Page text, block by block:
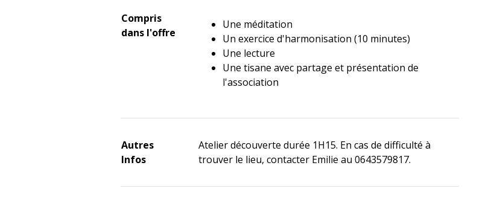
Compris
dans l'offre
Une méditation
Un exercice d'harmonisation (10 minutes)
Une lecture
Une tisane avec partage et présentation de
l'association
Autres
Infos
Atelier découverte durée 1H15. En cas de difficulté à
trouver le lieu, contacter Emilie au 0643579817.